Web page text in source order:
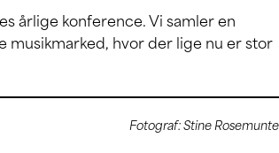
årlige konference. Vi samler en
musikmarked, hvor der lige nu er stor
Fotograf: Stine Rosemunte